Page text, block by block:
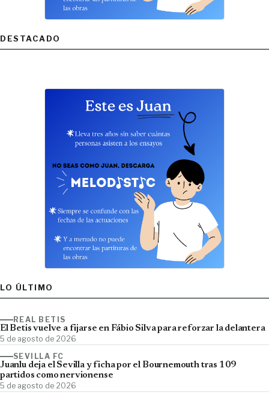
DESTACADO
LO ÚLTIMO
REAL BETIS
El Betis vuelve a fijarse en Fábio Silva para reforzar la delantera
5 de agosto de 2026
SEVILLA FC
Juanlu deja el Sevilla y ficha por el Bournemouth tras 109
partidos como nervionense
5 de agosto de 2026